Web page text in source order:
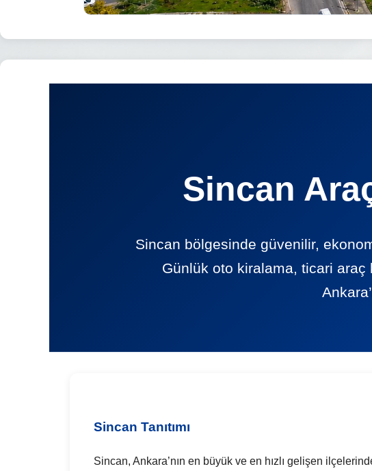
Sincan
Sincan bölgesinde güvenilir,
Günlük oto kiralama, ticari
Sincan Tanıtımı
Sincan, Ankara’nın en büyük ve en hızlı gelişen